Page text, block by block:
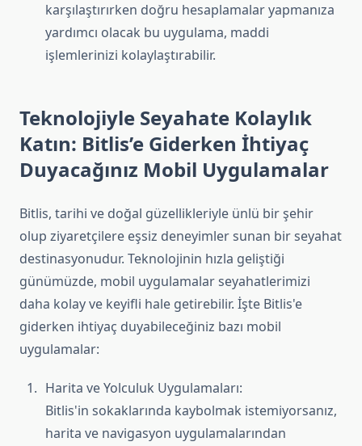
karşılaştırırken doğru hesaplamalar yapmanıza
yardımcı olacak bu uygulama, maddi
işlemlerinizi kolaylaştırabilir.
Teknolojiyle Seyahate Kolaylık
Katın: Bitlis’e Giderken İhtiyaç
Duyacağınız Mobil Uygulamalar
Bitlis, tarihi ve doğal güzellikleriyle ünlü bir şehir
olup ziyaretçilere eşsiz deneyimler sunan bir seyahat
destinasyonudur. Teknolojinin hızla geliştiği
günümüzde, mobil uygulamalar seyahatlerimizi
daha kolay ve keyifli hale getirebilir. İşte Bitlis'e
giderken ihtiyaç duyabileceğiniz bazı mobil
uygulamalar:
Harita ve Yolculuk Uygulamaları:
Bitlis'in sokaklarında kaybolmak istemiyorsanız,
harita ve navigasyon uygulamalarından